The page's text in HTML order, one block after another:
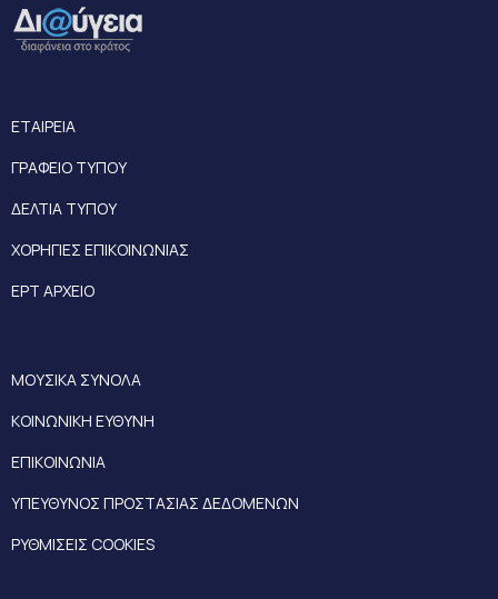
ΕΤΑΙΡΕΙΑ
ΓΡΑΦΕΙΟ ΤΥΠΟΥ
ΔΕΛΤΙΑ ΤΥΠΟΥ
ΧΟΡΗΓΙΕΣ ΕΠΙΚΟΙΝΩΝΙΑΣ
ΕΡΤ ΑΡΧΕΙΟ
ΜΟΥΣΙΚΑ ΣΥΝΟΛΑ
ΚΟΙΝΩΝΙΚΗ ΕΥΘΥΝΗ
ΕΠΙΚΟΙΝΩΝΙΑ
ΥΠΕΥΘΥΝΟΣ ΠΡΟΣΤΑΣΙΑΣ ΔΕΔΟΜΕΝΩΝ
ΡΥΘΜΙΣΕΙΣ COOKIES